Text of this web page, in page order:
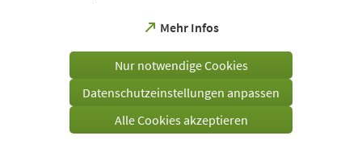
Mehr Infos
(Öffnet
einem
Tab)
Nur notwendige Cookies
Datenschutzeinstellungen anpassen
Alle Cookies akzeptieren